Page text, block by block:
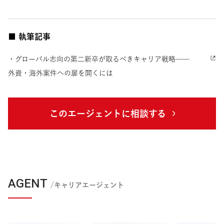
■ 執筆記事
・グローバル志向の第二新卒が取るべきキャリア戦略──
外資・海外案件への扉を開くには
このエージェントに相談する
AGENT /キャリアエージェント